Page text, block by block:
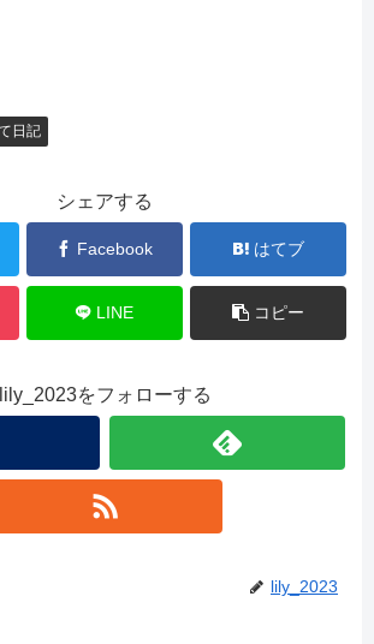
日記
シェアする
Facebook はてブ
LINE コピー
lily_2023をフォローする
lily_2023